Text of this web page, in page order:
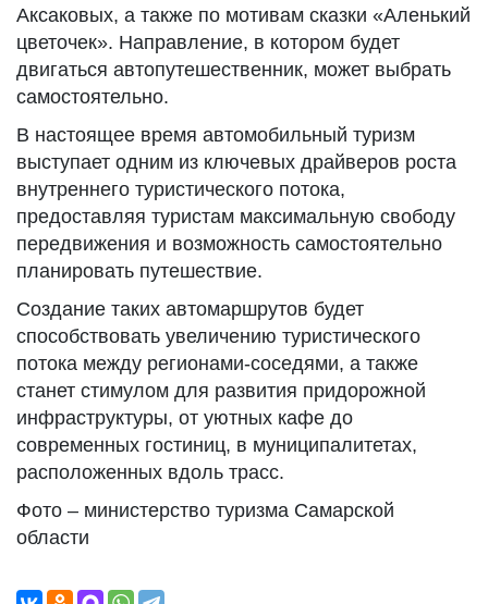
Аксаковых, а также по мотивам сказки «Аленький
цветочек». Направление, в котором будет
двигаться автопутешественник, может выбрать
самостоятельно.
В настоящее время автомобильный туризм
выступает одним из ключевых драйверов роста
внутреннего туристического потока,
предоставляя туристам максимальную свободу
передвижения и возможность самостоятельно
планировать путешествие.
Создание таких автомаршрутов будет
способствовать увеличению туристического
потока между регионами-соседями, а также
станет стимулом для развития придорожной
инфраструктуры, от уютных кафе до
современных гостиниц, в муниципалитетах,
расположенных вдоль трасс.
Фото – министерство туризма Самарской
области